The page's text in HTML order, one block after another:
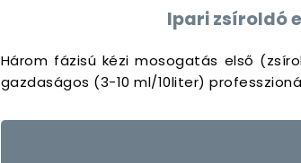
Ipari zsíroldó
Három fázisú kézi mosogatás első
gazdaságos (3-10 ml/10liter)